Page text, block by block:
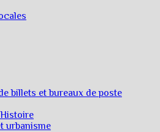
billets et bureaux de poste
urbanisme